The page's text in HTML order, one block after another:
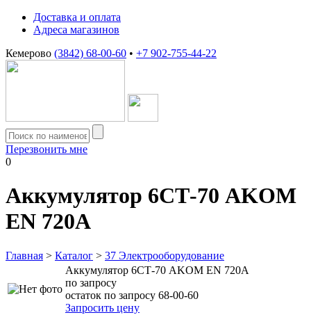
Доставка и оплата
Адреса магазинов
Кемерово (3842) 68-00-60 • +7 902-755-44-22
Перезвонить мне
0
Аккумулятор 6СТ-70 AKOM
EN 720А
Главная > Каталог > 37 Электрооборудование
Аккумулятор 6СТ-70 AKOM EN 720А
по запросу
остаток по запросу 68-00-60
Запросить цену